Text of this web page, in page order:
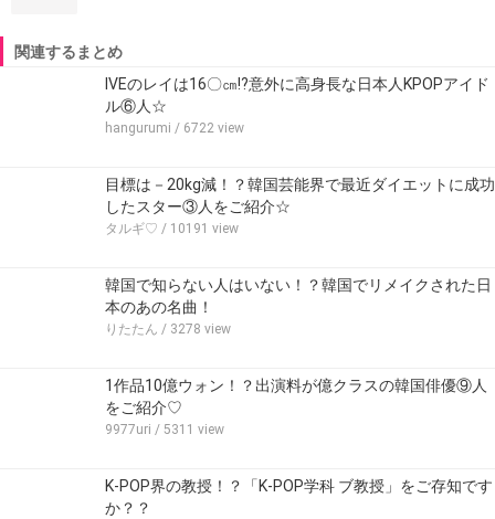
関連するまとめ
IVEのレイは16〇㎝!?意外に高身長な日本人KPOPアイド
ル⑥人☆
hangurumi / 6722 view
目標は－20kg減！？韓国芸能界で最近ダイエットに成功
したスター③人をご紹介☆
タルギ♡ / 10191 view
韓国で知らない人はいない！？韓国でリメイクされた日
本のあの名曲！
りたたん / 3278 view
1作品10億ウォン！？出演料が億クラスの韓国俳優⑨人
をご紹介♡
9977uri / 5311 view
K-POP界の教授！？「K-POP学科 ブ教授」をご存知です
か？？